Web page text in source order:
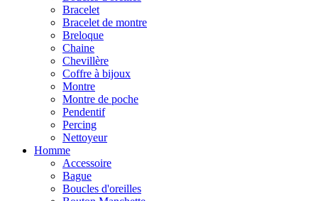
Bracelet
Bracelet de montre
Breloque
Chaine
Chevillère
Coffre à bijoux
Montre
Montre de poche
Pendentif
Percing
Nettoyeur
Homme
Accessoire
Bague
Boucles d'oreilles